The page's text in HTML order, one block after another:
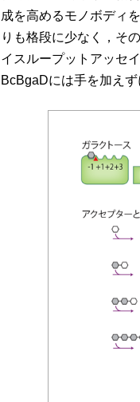
成を高めるモノボディ
りも格段に少なく，そ
イスループットアッセ
BcBgaDには手を加えず